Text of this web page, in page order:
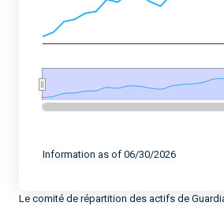
Information as of 06/30/2026
Le comité de répartition des actifs de